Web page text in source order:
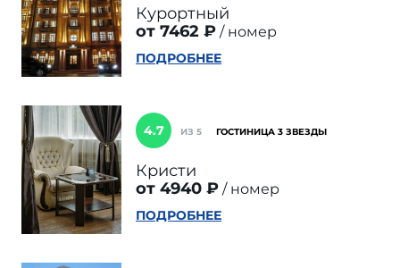
Курортный
от 7462 ₽
номер
ПОДРОБНЕЕ
4.7 ИЗ 5 ГОСТИНИЦА 3 ЗВЕЗДЫ
Кристи
от 4940 ₽
номер
ПОДРОБНЕЕ